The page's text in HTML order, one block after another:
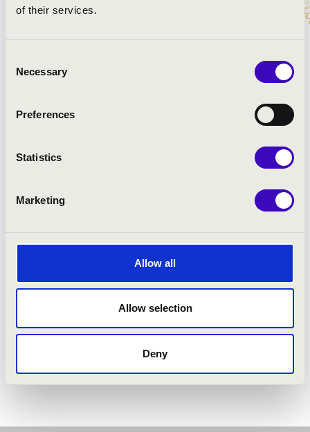
of their services.
Selection
Necessary
Preferences
Statistics
Marketing
Allow all
Allow selection
Deny
Mozart: Figaro házassága – nyitány
Bizet: Carmen – részletek